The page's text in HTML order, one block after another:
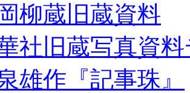
柳蔵旧蔵資料
社旧蔵写真資
雄作『記事珠』